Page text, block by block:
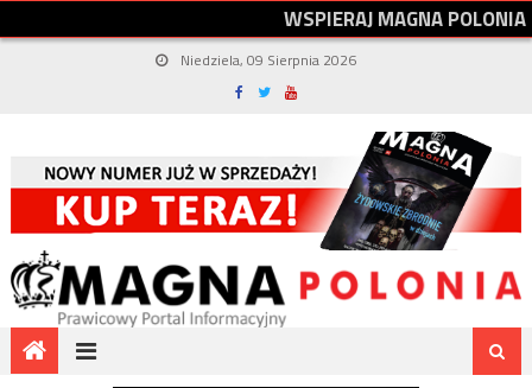
WSPIERAJMAGNAPOLONIA
Niedziela, 09 Sierpnia 2026